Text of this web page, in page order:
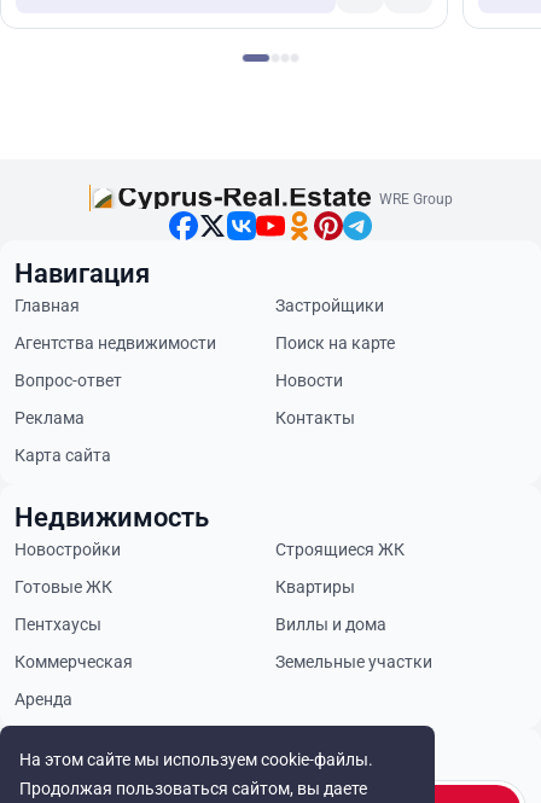
На этом сайте мы используем cookie-файлы.
Продолжая пользоваться сайтом, вы даете
WRE Group
Будьте в курсе
Навигация
Главная
Застройщики
Агентства недвижимости
Поиск на карте
Вопрос-ответ
Новости
Реклама
Контакты
Карта сайта
Недвижимость
Новостройки
Строящиеся ЖК
Готовые ЖК
Квартиры
Пентхаусы
Виллы и дома
Коммерческая
Земельные участки
Аренда